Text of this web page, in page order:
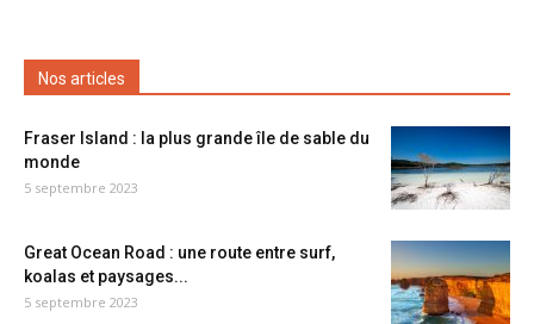
Nos articles
Fraser Island : la plus grande île de sable du
monde
5 septembre 2023
Great Ocean Road : une route entre surf,
koalas et paysages...
5 septembre 2023